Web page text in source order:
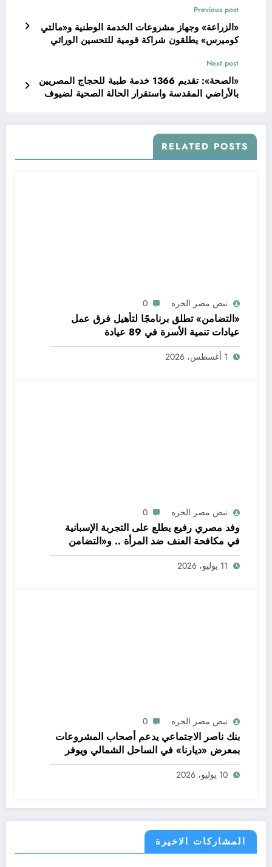
المشاركات الاخيرة
Previous post
«الزراعة» وجهاز مشروعات الخدمة الوطنية و«مالتي
كوميرس» يطلقون شراكة قومية للتحسين الوراثي
Next post
«الصحة»: تقديم 1366 خدمة طبية للحجاج المصريين
بالأراضي المقدسة واستقرار الحالة الصحية لضيوف
RELATED POSTS
نبض مصر الحره 0
«التضامن» تطلق برنامجًا لتأهيل فرق عمل
عيادات تنمية الأسرة في 89 عيادة
1 أغسطس، 2026
نبض مصر الحره 0
وفد مصري رفيع يطلع على التجربة الإسبانية
في مكافحة العنف ضد المرأة .. و«التضامن
الاجتماعي» تستعرض جهود الحماية والتمكين
الاقتصادي
11 يوليو، 2026
نبض مصر الحره 0
بنك ناصر الاجتماعي يدعم أصحاب المشروعات
بمعرض «ديارنا» في الساحل الشمالي ويوفر
فرصًا جديدة للتسويق والتمكين الاقتصادي
10 يوليو، 2026